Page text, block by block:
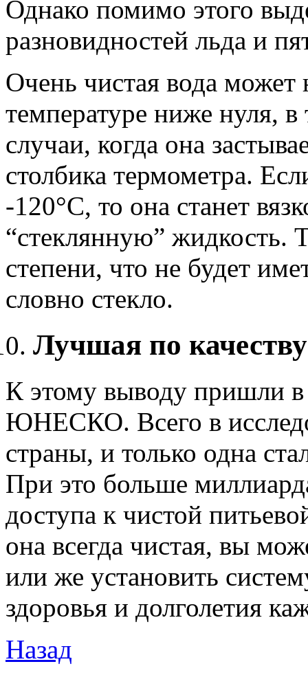
Однако помимо этого
разновидностей льда и
Очень чистая вода может
температуре ниже нуля,
случаи, когда она
столбика термометра.
-120°С, то она станет
“стеклянную” жидкость.
степени, что не будет
словно стекло.
Лучшая по
К этому выводу пришли в
ЮНЕСКО. Всего в
страны, и только одна
При это больше
доступа к чистой
она всегда чистая, вы
или же установить
здоровья и долголетия
Назад